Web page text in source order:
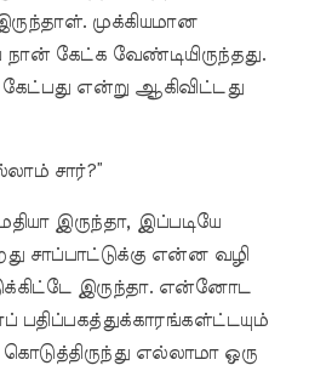
முக்கியமான
கேட்க வேண்டியிருந்தது.
என்று ஆகிவிட்டது
சார்?”
இருந்தா, இப்படியே
சாப்பாட்டுக்கு என்ன வழி
இருந்தா. என்னோட
பதிப்பகத்துக்காரங்கள்ட்டயும்
கொடுத்திருந்து எல்லாமா ஒரு